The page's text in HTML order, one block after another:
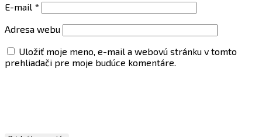
E-mail *
Adresa webu
Uložiť moje meno, e-mail a webovú stránku v tomto
prehliadači pre moje budúce komentáre.